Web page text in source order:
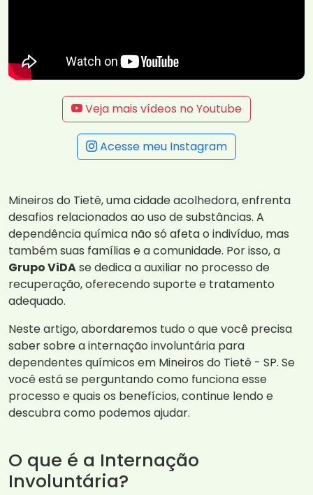
Veja mais vídeos no Youtube
Acesse meu Instagram
Mineiros do Tietê, uma cidade acolhedora, enfrenta
desafios relacionados ao uso de substâncias. A
dependência química não só afeta o indivíduo, mas
também suas famílias e a comunidade. Por isso, a
Grupo ViDAse dedica a auxiliar no processo de
recuperação, oferecendo suporte e tratamento
adequado.
Neste artigo, abordaremos tudo o que você precisa
saber sobre a internação involuntária para
dependentes químicos em Mineiros do Tietê - SP. Se
você está se perguntando como funciona esse
processo e quais os benefícios, continue lendo e
descubra como podemos ajudar.
O que é a Internação
Involuntária?